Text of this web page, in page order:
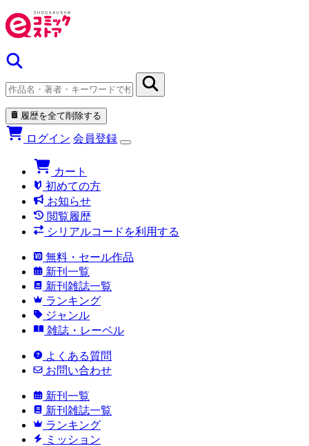
履歴を全て削除する
ログイン 会員登録
カート
初めての方
お知らせ
閲覧履歴
シリアルコードを利用する
無料・セール作品
新刊一覧
新刊雑誌一覧
ランキング
ジャンル
雑誌・レーベル
よくある質問
お問い合わせ
新刊一覧
新刊雑誌一覧
ランキング
ミッション